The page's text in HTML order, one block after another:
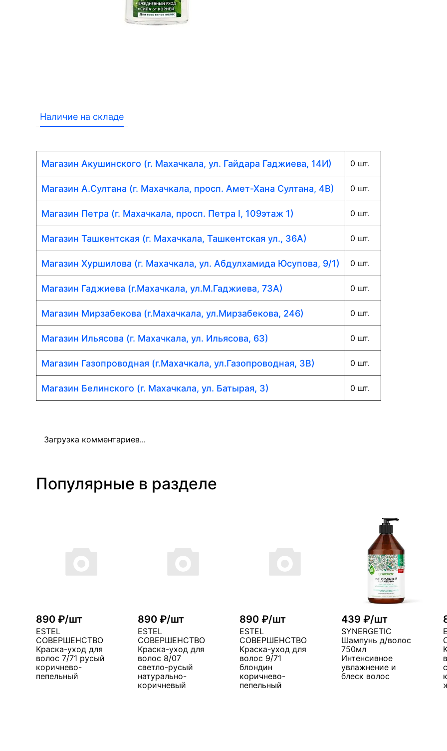
Наличие на складе
Магазин Акушинского (г. Махачкала, ул. Гайдара Гаджиева, 14И) 0 шт.
Магазин А.Султана (г. Махачкала, просп. Амет-Хана Султана, 4В) 0 шт.
Магазин Петра (г. Махачкала, просп. Петра I, 109этаж 1) 0 шт.
Магазин Ташкентская (г. Махачкала, Ташкентская ул., 36А) 0 шт.
Магазин Хуршилова (г. Махачкала, ул. Абдулхамида Юсупова, 9/1) 0 шт.
Магазин Гаджиева (г.Махачкала, ул.М.Гаджиева, 73А) 0 шт.
Магазин Мирзабекова (г.Махачкала, ул.Мирзабекова, 246) 0 шт.
Магазин Ильясова (г. Махачкала, ул. Ильясова, 63) 0 шт.
Магазин Газопроводная (г.Махачкала, ул.Газопроводная, 3В) 0 шт.
Магазин Белинского (г. Махачкала, ул. Батырая, 3) 0 шт.
Загрузка комментариев...
Популярные в разделе
890 ₽/шт
ESTEL
СОВЕРШЕНСТВО
Краска-уход для
волос 7/71 русый
коричнево-
пепельный
890 ₽/шт
ESTEL
СОВЕРШЕНСТВО
Краска-уход для
волос 8/07
светло-русый
натурально-
коричневый
890 ₽/шт
ESTEL
СОВЕРШЕНСТВО
Краска-уход для
волос 9/71
блондин
коричнево-
пепельный
439 ₽/шт
SYNERGETIC
Шампунь д/волос
750мл
Интенсивное
увлажнение и
блеск волос